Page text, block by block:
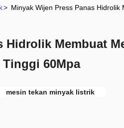
> Minyak Wijen Press Panas
Hidrolik Membuat
60Mpa
mesin tekan minyak listrik